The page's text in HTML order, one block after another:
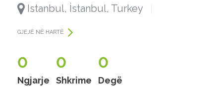
Istanbul, İstanbul, Turkey
GJEJË NË HARTË
0
Ngjarje
0
Shkrime
0
Degë